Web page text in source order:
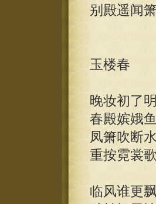
别殿遥闻箫
玉楼春
晚妆初了
春殿嫔娥鱼
凤箫吹断
重按霓裳歌
临风谁更